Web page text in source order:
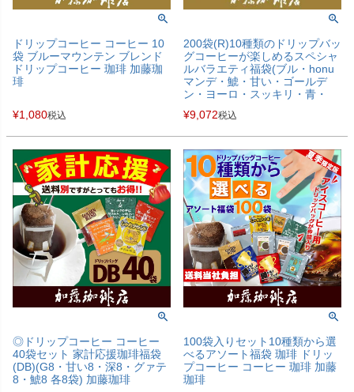
ドリップコーヒー コーヒー 10
袋 ブルーマウンテン ブレンド
ドリップコーヒー 珈琲 加藤珈
琲
¥1,080税込
200袋(R)10種類のドリップバッ
グコーヒーが楽しめるスペシャ
ルバラエティ福袋(ブル・honu
マンデ・鯱・甘い・ゴールデ
ン・ヨーロ・スッキリ・青・
ーヒー 送料無料 加藤珈琲
¥9,072税込
◎ドリップコーヒー コーヒー
40袋セット 家計応援珈琲福袋
(DB)(G8・甘い8・深8・グァテ
8・鯱8 各8袋) 加藤珈琲
100袋入りセット10種類から選
べるアソート福袋 珈琲 ドリッ
プコーヒー コーヒー 珈琲 加藤
珈琲